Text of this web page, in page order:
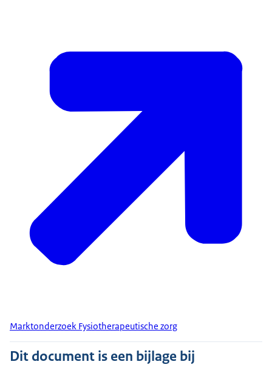
Marktonderzoek Fysiotherapeutische zorg
Dit document is een bijlage bij